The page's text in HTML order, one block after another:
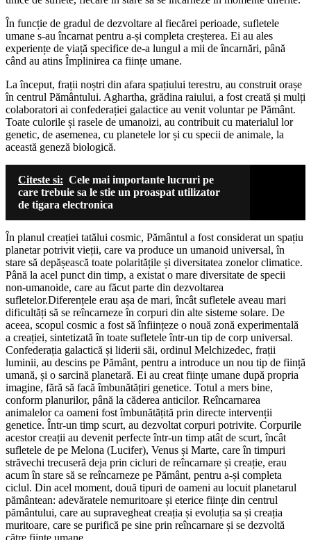
În funcție de gradul de dezvoltare al fiecărei perioade, sufletele
umane s-au încarnat pentru a-și completa creșterea. Ei au ales
experiențe de viață specifice de-a lungul a mii de încarnări, până
când au atins Împlinirea ca ființe umane.
La început, frații noștri din afara spațiului terestru, au construit orașe
în centrul Pământului. Aghartha, grădina raiului, a fost creată și mulți
colaboratori ai confederației galactice au venit voluntar pe Pământ.
Toate culorile și rasele de umanoizi, au contribuit cu materialul lor
genetic, de asemenea, cu planetele lor și cu specii de animale, la
această geneză biologică.
Citeste si: Cele mai importante lucruri pe
care trebuie sa le stie un proaspat utilizator
de tigara electronica
În planul creației tatălui cosmic, Pământul a fost considerat un spațiu
planetar potrivit vieții, care va produce un umanoid universal, în
stare să depășească toate polaritățile și diversitatea zonelor climatice.
Până la acel punct din timp, a existat o mare diversitate de specii
non-umanoide, care au făcut parte din dezvoltarea
sufletelor.Diferențele erau așa de mari, încât sufletele aveau mari
dificultăți să se reîncarneze în corpuri din alte sisteme solare. De
aceea, scopul cosmic a fost să înființeze o nouă zonă experimentală
a creației, sintetizată în toate sufletele într-un tip de corp universal.
Confederația galactică și liderii săi, ordinul Melchizedec, frații
luminii, au descins pe Pământ, pentru a introduce un nou tip de ființă
umană, și o sarcină planetară. Ei au creat ființe umane după propria
imagine, fără să facă îmbunătățiri genetice. Totul a mers bine,
conform planurilor, până la căderea anticilor. Reîncarnarea
animalelor ca oameni fost îmbunătățită prin directe intervenții
genetice. Într-un timp scurt, au dezvoltat corpuri potrivite. Corpurile
acestor creații au devenit perfecte într-un timp atât de scurt, încât
sufletele de pe Melona (Lucifer), Venus și Marte, care în timpuri
străvechi trecuseră deja prin cicluri de reîncarnare și creație, erau
acum în stare să se reîncarneze pe Pământ, pentru a-și completa
ciclul. Din acel moment, două tipuri de oameni au locuit planetarul
pământean: adevăratele nemuritoare și eterice ființe din centrul
pământului, care au supravegheat creația și evoluția sa și creația
muritoare, care se purifică pe sine prin reîncarnare și se dezvoltă
către ființe umane.